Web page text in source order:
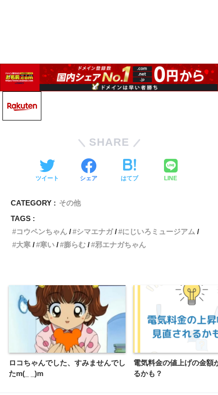
SHARE
ツイート シェア はてブ LINE
CATEGORY : その他
TAGS :
コウペンちゃん
シマエナガ
にじいろミュージアム
大寒
寒い 膨らむ 邪エナガちゃん
ロコちゃんでした、すみませんでし
たm(_ _)m
電気料金の値上げの金額
るかも？